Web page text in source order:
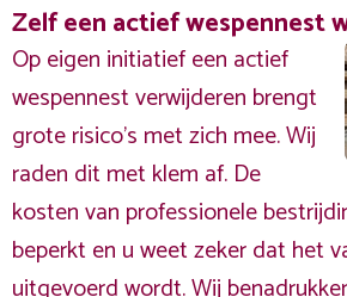
Zelf een actief wespennest
Op eigen initiatief een actief
wespennest verwijderen brengt
grote risico’s met zich mee. Wij
raden dit met klem af. De
kosten van professionele
beperkt en u weet zeker dat het